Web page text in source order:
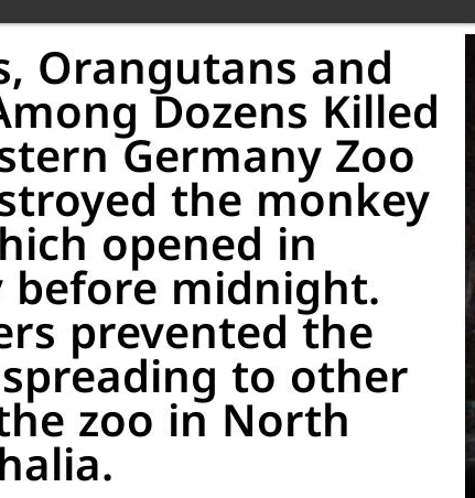
Orangutans and
Dozens Killed
Germany Zoo
the monkey
opened in
before midnight.
prevented the
to other
zoo in North